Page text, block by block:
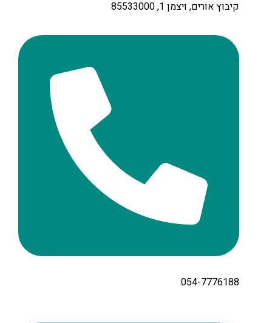
קיבוץ אורים, ויצמן 1, 85533000
054-7776188